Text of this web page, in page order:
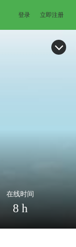
立即注册
登录
在线时间
8 h